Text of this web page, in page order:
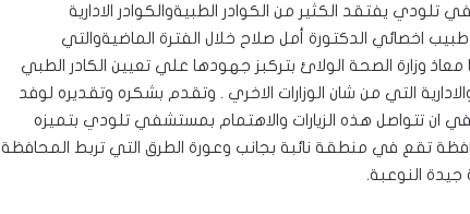
يفتقد الكثير من الكوادر الطبيةوالكوادر الادارية
اخصائي الدكتورة أمل صلاح خلال الفترة الماضيةوالتي
وزارة الصحة الولائ بتركبز جهودها علي تعيين الكادر الطبي
التي من شان الوزارات الاخري . وتقدم بشكره وتقديره لوفد
ان تتواصل هذه الزيارات والاهتمام بمستشفي تلودي بتميزه
تقع في منطقة نائبة بجانب وعورة الطرق التي تربط المحافظة
جيدة النوعبة.